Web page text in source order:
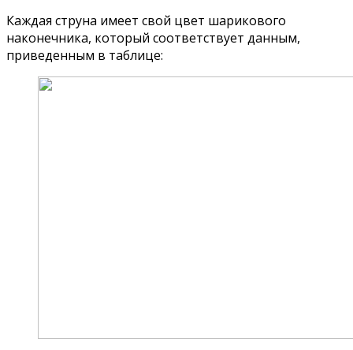
Каждая струна имеет свой цвет шарикового
наконечника, который соответствует данным,
приведенным в таблице: